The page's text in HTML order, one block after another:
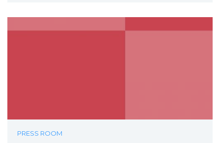
PRESS ROOM